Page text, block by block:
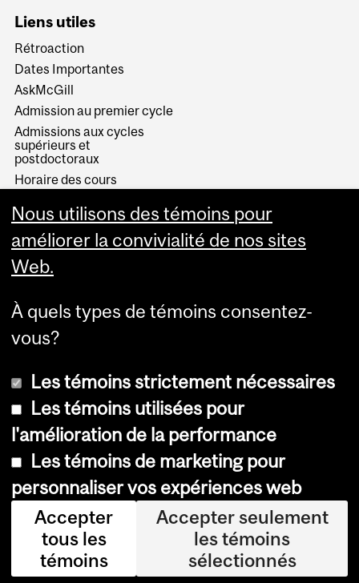
Liens utiles
Rétroaction
Dates Importantes
AskMcGill
Admission au premier cycle
Admissions aux cycles
supérieurs et
postdoctoraux
Horaire des cours
Services aux étudiants
© Université McGill, 2026
Accessibilité
Avis sur les témoins
Paramètres des témoins
Se connecter
Nous utilisons des témoins pour
améliorer la convivialité de nos sites
Web.
À quels types de témoins consentez-
vous?
Les témoins strictement nécessaires
Les témoins utilisées pour
l'amélioration de la performance
Les témoins de marketing pour
personnaliser vos expériences web
Accepter
tous les
témoins
Accepter seulement
les témoins
sélectionnés